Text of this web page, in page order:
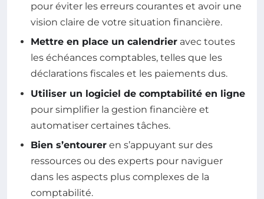
pour éviter les erreurs courantes et avoir une
vision claire de votre situation financière.
Mettre en place un calendrier avec toutes
les échéances comptables, telles que les
déclarations fiscales et les paiements dus.
Utiliser un logiciel de comptabilité en ligne
pour simplifier la gestion financière et
automatiser certaines tâches.
Bien s’entourer en s’appuyant sur des
ressources ou des experts pour naviguer
dans les aspects plus complexes de la
comptabilité.